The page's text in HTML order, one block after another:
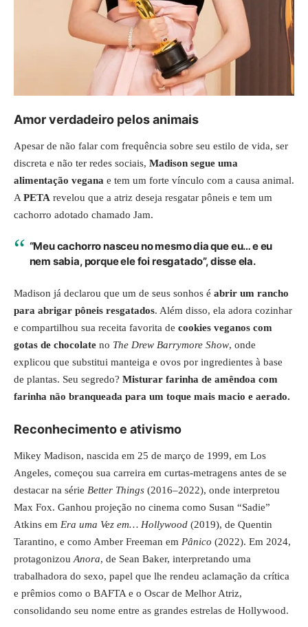
Amor verdadeiro pelos animais
Apesar de não falar com frequência sobre seu estilo de vida, ser
discreta e não ter redes sociais, Madison segue uma
alimentação vegana e tem um forte vínculo com a causa animal.
A PETA revelou que a atriz deseja resgatar pôneis e tem um
cachorro adotado chamado Jam.
“Meu cachorro nasceu no mesmo dia que eu… e eu
nem sabia, porque ele foi resgatado”, disse ela.
Madison já declarou que um de seus sonhos é abrir um rancho
para abrigar pôneis resgatados. Além disso, ela adora cozinhar
e compartilhou sua receita favorita de cookies veganos com
gotas de chocolate no The Drew Barrymore Show, onde
explicou que substitui manteiga e ovos por ingredientes à base
de plantas. Seu segredo? Misturar farinha de amêndoa com
farinha não branqueada para um toque mais macio e aerado.
Reconhecimento e ativismo
Mikey Madison, nascida em 25 de março de 1999, em Los
Angeles, começou sua carreira em curtas-metragens antes de se
destacar na série Better Things (2016–2022), onde interpretou
Max Fox. Ganhou projeção no cinema como Susan “Sadie”
Atkins em Era uma Vez em… Hollywood (2019), de Quentin
Tarantino, e como Amber Freeman em Pânico (2022). Em 2024,
protagonizou Anora, de Sean Baker, interpretando uma
trabalhadora do sexo, papel que lhe rendeu aclamação da crítica
e prêmios como o BAFTA e o Oscar de Melhor Atriz,
consolidando seu nome entre as grandes estrelas de Hollywood.